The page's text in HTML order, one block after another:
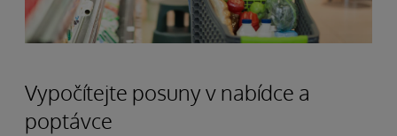
Vypočítejte posuny v nabídce a
poptávce